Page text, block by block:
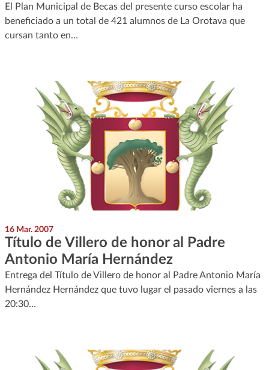
El Plan Municipal de Becas del presente curso escolar ha
beneficiado a un total de 421 alumnos de La Orotava que
cursan tanto en…
16 Mar. 2007
Título de Villero de honor al Padre
Antonio María Hernández
Entrega del Título de Villero de honor al Padre Antonio María
Hernández Hernández que tuvo lugar el pasado viernes a las
20:30…